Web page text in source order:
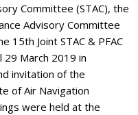
Committee (STAC), the
Advisory Committee
15th Joint STAC & PFAC
29 March 2019 in
invitation of the
of Air Navigation
were held at the